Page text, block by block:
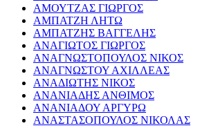
ΑΜΟΥΤΖΑΣ ΓΙΩΡΓΟΣ
ΑΜΠΑΤΖΗ ΛΗΤΩ
ΑΜΠΑΤΖΗΣ ΒΑΓΓΕΛΗΣ
ΑΝΑΓΙΩΤΟΣ ΓΙΩΡΓΟΣ
ΑΝΑΓΝΩΣΤΟΠΟΥΛΟΣ ΝΙΚΟΣ
ΑΝΑΓΝΩΣΤΟΥ ΑΧΙΛΛΕΑΣ
ΑΝΑΔΙΩΤΗΣ ΝΙΚΟΣ
ΑΝΑΝΙΑΔΗΣ ΑΝΘΙΜΟΣ
ΑΝΑΝΙΑΔΟΥ ΑΡΓΥΡΩ
ΑΝΑΣΤΑΣΟΠΟΥΛΟΣ ΝΙΚΟΛΑΣ